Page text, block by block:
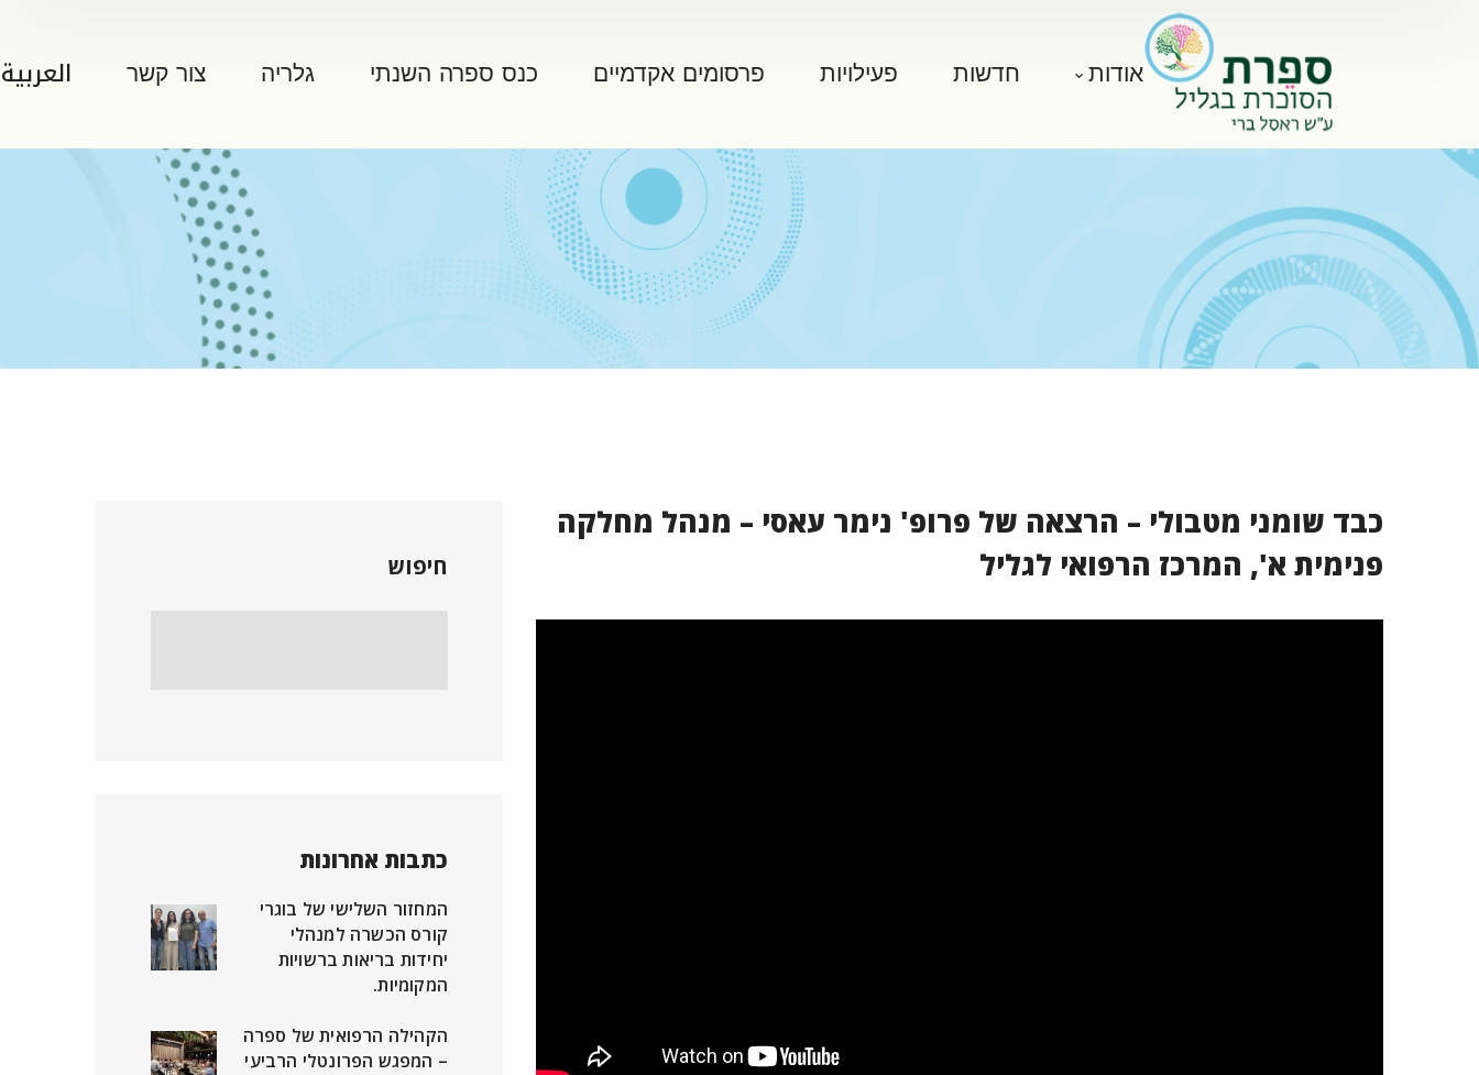
אודות חדשות פעילויות פרסומים אקדמיים כנס ספרה השנתי גלריה צור קשר العربية
כבד שומני מטבולי – הרצאה של פרופ' נימר עאסי – מנהל מחלקה
פנימית א', המרכז הרפואי לגליל
חיפוש
כתבות אחרונות
המחזור השלישי של בוגרי
קורס הכשרה למנהלי
יחידות בריאות ברשויות
המקומיות.
הקהילה הרפואית של ספרה
– המפגש הפרונטלי הרביעי